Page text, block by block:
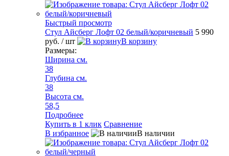
Быстрый просмотр
Стул Айсберг Лофт 02 белый/коричневый 5 990
руб. / шт
В корзину
Размеры:
Ширина см.
38
Глубина см.
38
Высота см.
58,5
Подробнее
Купить в 1 клик Сравнение
В избранное
В наличии